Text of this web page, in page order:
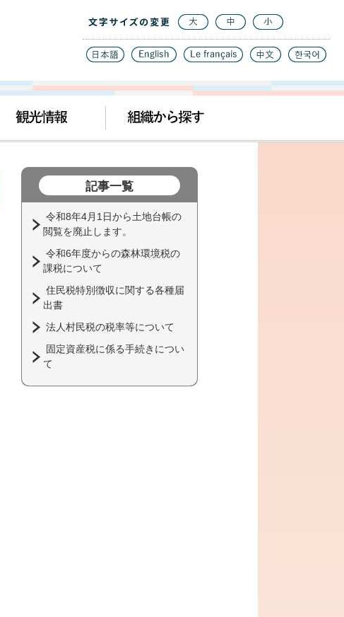
記事一覧
令和8年4月1日から土地台帳の
閲覧を廃止します。
令和6年度からの森林環境税の
課税について
住民税特別徴収に関する各種届
出書
法人村民税の税率等について
固定資産税に係る手続きについ
て